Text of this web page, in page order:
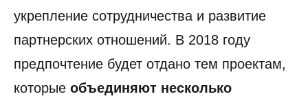
укрепление сотрудничества и развитие
партнерских отношений. В 2018 году
предпочтение будет отдано тем проектам,
которые объединяют несколько